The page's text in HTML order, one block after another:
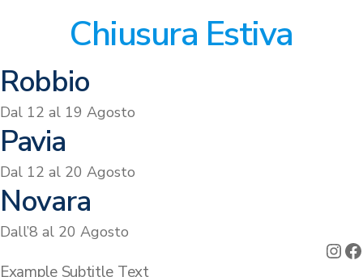
Chiusura Estiva
Robbio
Dal 12 al 19 Agosto
Pavia
Dal 12 al 20 Agosto
Novara
Dall’8 al 20 Agosto
Example Subtitle Text